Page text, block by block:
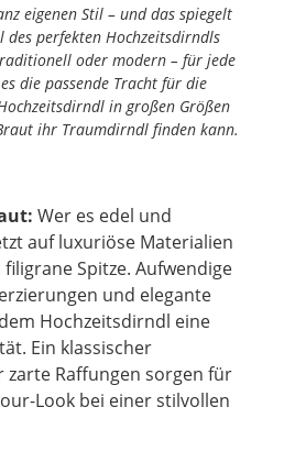
eigenen Stil – und das spiegelt
des perfekten Hochzeitsdirndls
oder modern – für jede
die passende Tracht für die
in großen Größen
ihr Traumdirndl finden kann.
Wer es edel und
auf luxuriöse Materialien
Spitze. Aufwendige
und elegante
Hochzeitsdirndl eine
Ein klassischer
zarte Raffungen sorgen für
Look bei einer stilvollen